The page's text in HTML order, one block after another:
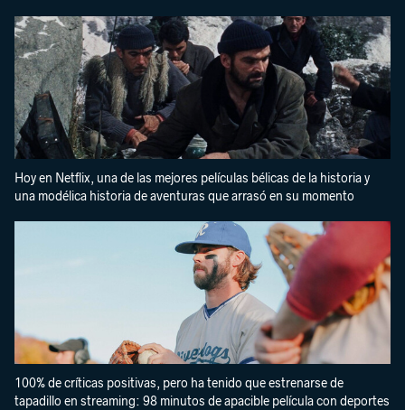
Hoy en Netflix, una de las mejores películas bélicas de la historia y
una modélica historia de aventuras que arrasó en su momento
100% de críticas positivas, pero ha tenido que estrenarse de
tapadillo en streaming: 98 minutos de apacible película con deportes